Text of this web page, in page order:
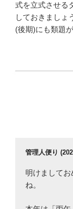
式を立式させる
しておきましょ
(後期)にも類題
管理人便り
明けまして
ね。